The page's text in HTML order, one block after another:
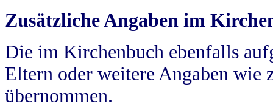
Zusätzliche Angaben im
Die im Kirchenbuch ebenfalls
Eltern oder weitere Angaben wie
übernommen.